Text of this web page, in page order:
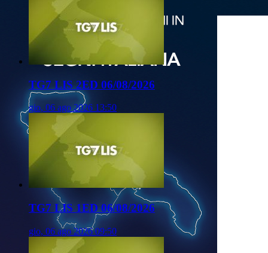
TG7 LIS 2ED 06/08/2026
gio, 06 ago 2026 13:50
TG7 LIS 1ED 06/08/2026
gio, 06 ago 2026 09:50